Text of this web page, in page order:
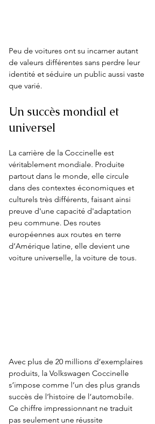
Peu de voitures ont su incarner autant
de valeurs différentes sans perdre leur
identité et séduire un public aussi vaste
que varié.
Un succès mondial et
universel
La carrière de la Coccinelle est
véritablement mondiale. Produite
partout dans le monde, elle circule
dans des contextes économiques et
culturels très différents, faisant ainsi
preuve d'une capacité d'adaptation
peu commune. Des routes
européennes aux routes en terre
d’Amérique latine, elle devient une
voiture universelle, la voiture de tous.
Avec plus de 20 millions d’exemplaires
produits, la Volkswagen Coccinelle
s’impose comme l’un des plus grands
succès de l’histoire de l’automobile.
Ce chiffre impressionnant ne traduit
pas seulement une réussite